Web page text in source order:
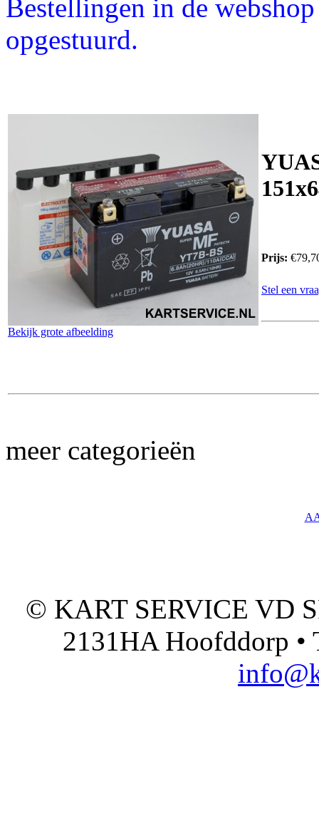
Bestellingen in de
opgestuurd.
Bekijk grote afbeelding
Prijs:
Stel een
meer categorieën
© KART SERVICE VD
2131HA Hoofddorp •